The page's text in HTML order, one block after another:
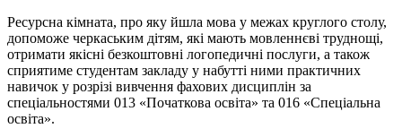
Ресурсна кімната, про яку йшла мова у межах круглого столу,
допоможе черкаським дітям, які мають мовленнєві труднощі,
отримати якісні безкоштовні логопедичні послуги, а також
сприятиме студентам закладу у набутті ними практичних
навичок у розрізі вивчення фахових дисциплін за
спеціальностями 013 «Початкова освіта» та 016 «Спеціальна
освіта».